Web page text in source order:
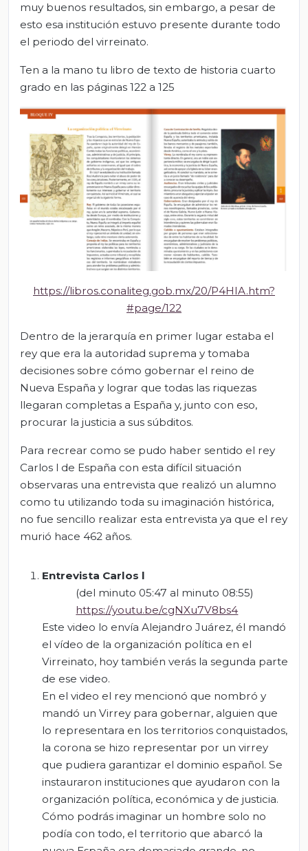
muy buenos resultados, sin embargo, a pesar de
esto esa institución estuvo presente durante todo
el periodo del virreinato.
Ten a la mano tu libro de texto de historia cuarto
grado en las páginas 122 a 125
https://libros.conaliteg.gob.mx/20/P4HIA.htm?
#page/122
Dentro de la jerarquía en primer lugar estaba el
rey que era la autoridad suprema y tomaba
decisiones sobre cómo gobernar el reino de
Nueva España y lograr que todas las riquezas
llegaran completas a España y, junto con eso,
procurar la justicia a sus súbditos.
Para recrear como se pudo haber sentido el rey
Carlos l de España con esta difícil situación
observaras una entrevista que realizó un alumno
como tu utilizando toda su imaginación histórica,
no fue sencillo realizar esta entrevista ya que el rey
murió hace 462 años.
Entrevista Carlos l
(del minuto 05:47 al minuto 08:55)
https://youtu.be/cgNXu7V8bs4
Este video lo envía Alejandro Juárez, él mandó
el vídeo de la organización política en el
Virreinato, hoy también verás la segunda parte
de ese video.
En el video el rey mencionó que nombró y
mandó un Virrey para gobernar, alguien que
lo representara en los territorios conquistados,
la corona se hizo representar por un virrey
que pudiera garantizar el dominio español. Se
instauraron instituciones que ayudaron con la
organización política, económica y de justicia.
Cómo podrás imaginar un hombre solo no
podía con todo, el territorio que abarcó la